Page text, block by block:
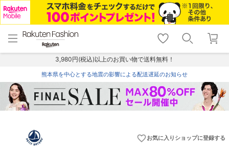
menu home
トップ
shopping_cart lock_outline
ログイン
3,980円(税込)以上のお買い物で送料無料！
熊本県を中心とする地震の影響による配送遅延のお知らせ
favorite_borderお気に入りショップに登録する